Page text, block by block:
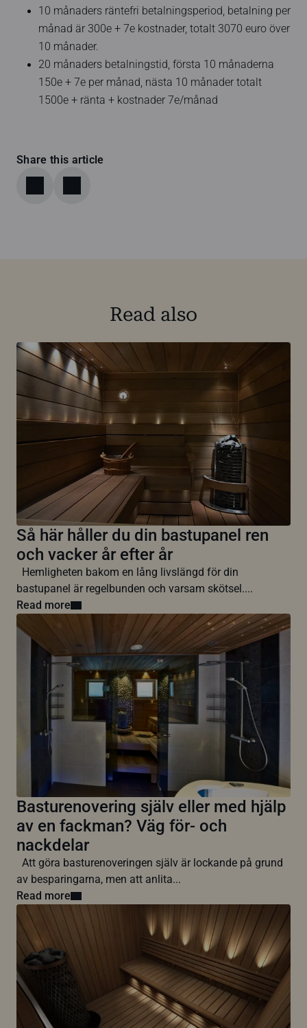
10 månaders räntefri betalningsperiod, betalning per
månad är 300e + 7e kostnader, totalt 3070 euro över
10 månader.
20 månaders betalningstid, första 10 månaderna
150e + 7e per månad, nästa 10 månader totalt
1500e + ränta + kostnader 7e/månad
Share this article
Read also
Så här håller du din bastupanel ren
och vacker år efter år
Hemligheten bakom en lång livslängd för din
bastupanel är regelbunden och varsam skötsel....
Read more
Basturenovering själv eller med hjälp
av en fackman? Väg för- och
nackdelar
Att göra basturenoveringen själv är lockande på grund
av besparingarna, men att anlita...
Read more